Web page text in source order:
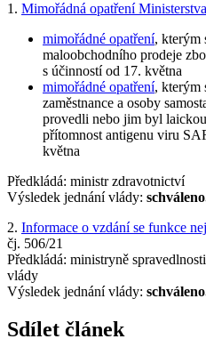
1. Mimořádná opatření
mimořádné opatření, kterým
maloobchodního prodeje
s účinností od 17. května
mimořádné opatření, kterým
zaměstnance a osoby
provedli nebo jim byl
přítomnost antigenu viru
května
Předkládá: ministr zdravotnictví
Výsledek jednání vlády:
2. Informace o vzdání se funkce
čj. 506/21
Předkládá: ministryně
vlády
Výsledek jednání vlády:
Sdílet článek